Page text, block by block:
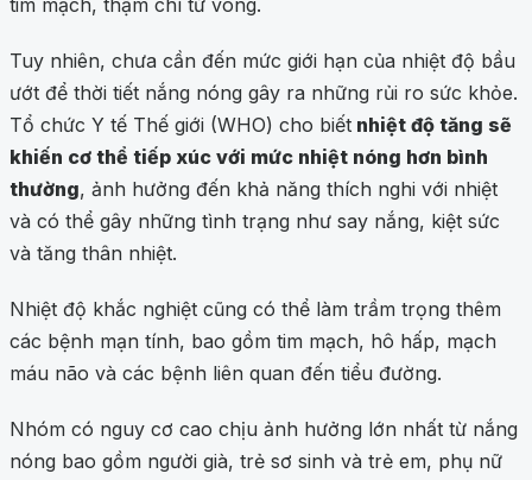
tim mạch, thậm chí tử vong.
Tuy nhiên, chưa cần đến mức giới hạn của nhiệt độ bầu
ướt để thời tiết nắng nóng gây ra những rủi ro sức khỏe.
Tổ chức Y tế Thế giới (WHO) cho biết nhiệt độ tăng sẽ
khiến cơ thể tiếp xúc với mức nhiệt nóng hơn bình
thường, ảnh hưởng đến khả năng thích nghi với nhiệt
và có thể gây những tình trạng như say nắng, kiệt sức
và tăng thân nhiệt.
Nhiệt độ khắc nghiệt cũng có thể làm trầm trọng thêm
các bệnh mạn tính, bao gồm tim mạch, hô hấp, mạch
máu não và các bệnh liên quan đến tiểu đường.
Nhóm có nguy cơ cao chịu ảnh hưởng lớn nhất từ nắng
nóng bao gồm người già, trẻ sơ sinh và trẻ em, phụ nữ